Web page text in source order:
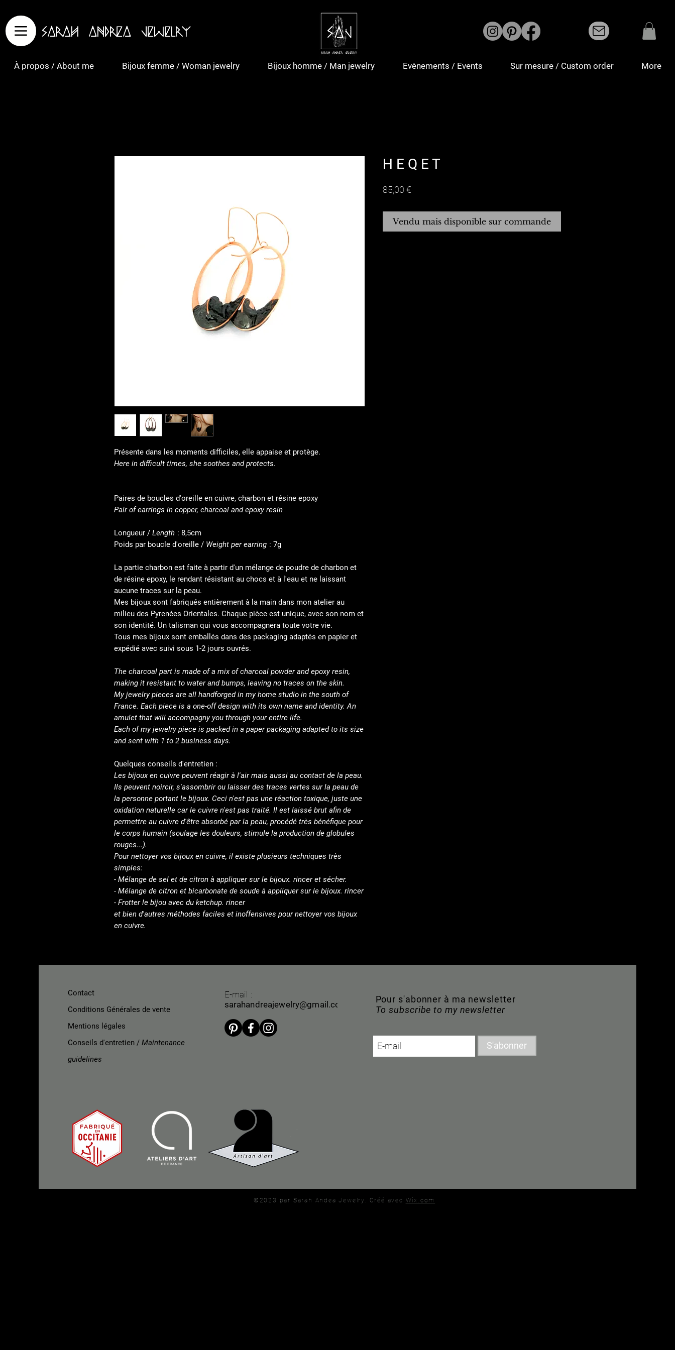
Sarah Andrea Jewelry
À propos / About me Bijoux femme / Woman jewelry Bijoux homme / Man jewelry Evènements / Events Sur mesure / Custom order More
Présente dans les moments difficiles, elle appaise et protège.
Here in difficult times, she soothes and protects.
Paires de boucles d'oreille en cuivre, charbon et résine epoxy
Pair of earrings in copper, charcoal and epoxy resin
Longueur / Length : 8,5cm
Poids par boucle d'oreille / Weight per earring : 7g
La partie charbon est faite à partir d'un mélange de poudre de charbon et
de résine epoxy, le rendant résistant au chocs et à l'eau et ne laissant
aucune traces sur la peau.
Mes bijoux sont fabriqués entièrement à la main dans mon atelier au
milieu des Pyrenées Orientales. Chaque pièce est unique, avec son nom et
son identité. Un talisman qui vous accompagnera toute votre vie.
Tous mes bijoux sont emballés dans des packaging adaptés en papier et
expédié avec suivi sous 1-2 jours ouvrés.
The charcoal part is made of a mix of charcoal powder and epoxy resin,
making it resistant to water and bumps, leaving no traces on the skin.
My jewelry pieces are all handforged in my home studio in the south of
France. Each piece is a one-off design with its own name and identity. An
amulet that will accompagny you through your entire life.
Each of my jewelry piece is packed in a paper packaging adapted to its size
and sent with 1 to 2 business days.
Quelques conseils d'entretien :
Les bijoux en cuivre peuvent réagir à l'air mais aussi au contact de la peau.
Ils peuvent noircir, s'assombrir ou laisser des traces vertes sur la peau de
la personne portant le bijoux. Ceci n'est pas une réaction toxique, juste une
oxidation naturelle car le cuivre n'est pas traité. Il est laissé brut afin de
permettre au cuivre d'être absorbé par la peau, procédé très bénéfique pour
le corps humain (soulage les douleurs, stimule la production de globules
rouges...).
Pour nettoyer vos bijoux en cuivre, il existe plusieurs techniques très
simples:
- Mélange de sel et de citron à appliquer sur le bijoux. rincer et sécher.
- Mélange de citron et bicarbonate de soude à appliquer sur le bijoux. rincer
- Frotter le bijou avec du ketchup. rincer
et bien d'autres méthodes faciles et inoffensives pour nettoyer vos bijoux
en cuivre.
H E Q E T
85,00 €
Vendu mais disponible sur commande
Contact
Conditions Générales de vente
Mentions légales
Conseils d'entretien / Maintenance
guidelines
E-mail :
sarahandreajewelry@gmail.com
Pour s'abonner à ma newsletter
To subscribe to my newsletter
S'abonner
©2023 par Sarah Andea Jewelry. Créé avec Wix.com